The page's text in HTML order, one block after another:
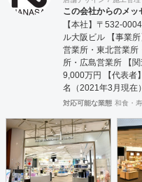
この会社からのメッ
【本社】〒532-
ル大阪ビル 【事業
営業所・東北営業所
所・広島営業所 【
9,000万円 【代表者
名（2021年3月現在
月期） 【主要得意
ェーン店、デザイン
ど
対応可能な業態 和食・